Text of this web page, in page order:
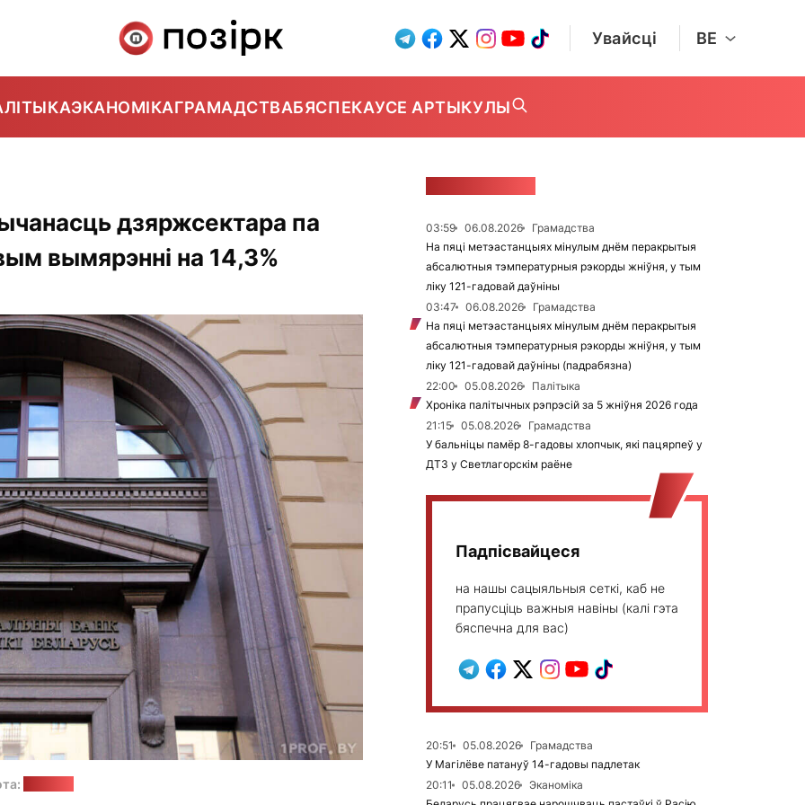
Увайсці BE
ЭКАНОМІКАГРАМАДСТВАБЯСПЕКАУСЕ АРТЫКУЛЫ
дзяржсектара па
вымярэнні на 14,3%
03:59 06.08.2026
Грамадства
На пяці метэастанцыях мінулым днём перакрытыя
абсалютныя тэмпературныя рэкорды жніўня, у тым
ліку 121-гадовай даўніны
03:47
06.08.2026
Грамадства
На пяці метэастанцыях мінулым днём перакрытыя
абсалютныя тэмпературныя рэкорды жніўня, у тым
ліку 121-гадовай даўніны (падрабязна)
22:00
05.08.2026
Палітыка
Хроніка палітычных рэпрэсій за 5 жніўня 2026 года
21:15
05.08.2026
Грамадства
У бальніцы памёр 8-гадовы хлопчык, які пацярпеў у
ДТЗ у Светлагорскім раёне
Падпісвайцеся
на нашы сацыяльныя сеткі, каб не
прапусціць важныя навіны (калі гэта
бяспечна для вас)
20:51 05.08.2026
Грамадства
У Магілёве патануў 14-гадовы падлетак
20:11
05.08.2026
Эканоміка